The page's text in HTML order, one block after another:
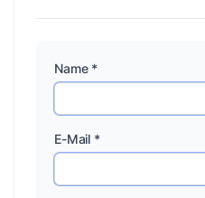
Name *
E-Mail *